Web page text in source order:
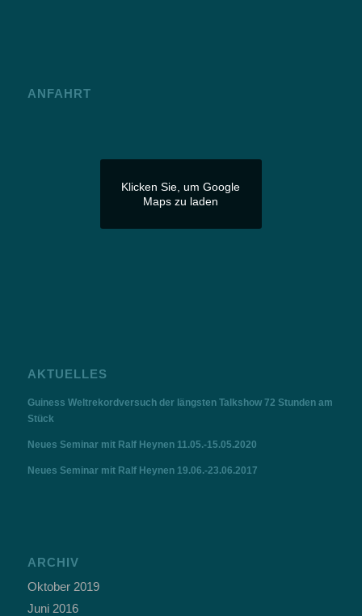
ANFAHRT
Klicken Sie, um Google
Maps zu laden
AKTUELLES
Guiness Weltrekordversuch der längsten Talkshow 72 Stunden am
Stück
Neues Seminar mit Ralf Heynen 11.05.-15.05.2020
Neues Seminar mit Ralf Heynen 19.06.-23.06.2017
ARCHIV
Oktober 2019
Juni 2016